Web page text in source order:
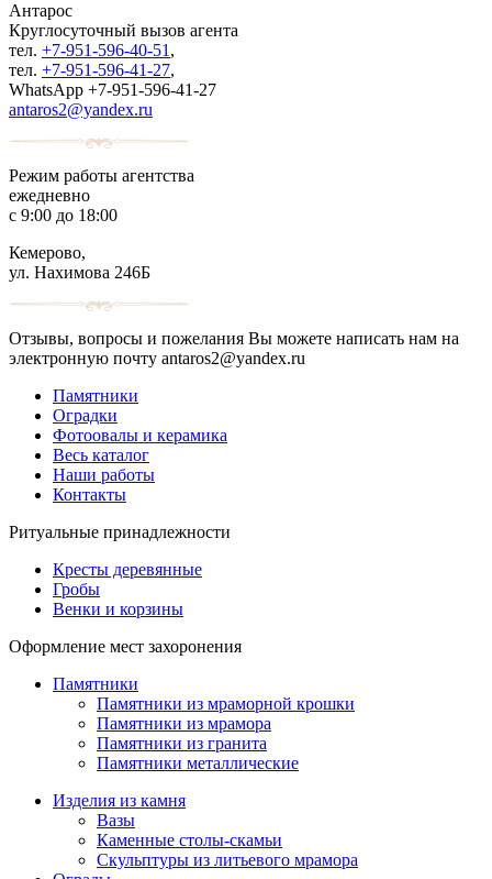
Антарос
Круглосуточный вызов агента
тел. +7-951-596-40-51 ,
тел. +7-951-596-41-27,
WhatsApp +7-951-596-41-27
antaros2@yandex.ru
Режим работы агентства
ежедневно
с 9:00 до 18:00
Кемерово,
ул. Нахимова 246Б
Отзывы, вопросы и пожелания Вы можете написать нам на
электронную почту antaros2@yandex.ru
Памятники
Оградки
Фотоовалы и керамика
Весь каталог
Наши работы
Контакты
Ритуальные принадлежности
Кресты деревянные
Гробы
Венки и корзины
Оформление мест захоронения
Памятники
Памятники из мраморной крошки
Памятники из мрамора
Памятники из гранита
Памятники металлические
Изделия из камня
Вазы
Каменные столы-скамьи
Скульптуры из литьевого мрамора